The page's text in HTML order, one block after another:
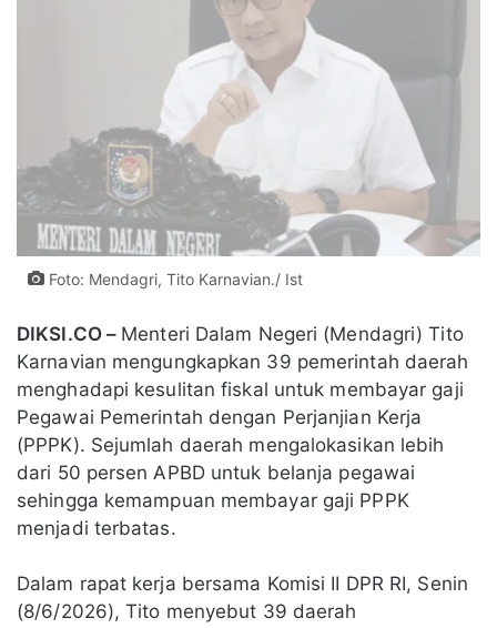
Foto: Mendagri, Tito Karnavian./ Ist
DIKSI.CO – Menteri Dalam Negeri (Mendagri) Tito
Karnavian mengungkapkan 39 pemerintah daerah
menghadapi kesulitan fiskal untuk membayar gaji
Pegawai Pemerintah dengan Perjanjian Kerja
(PPPK). Sejumlah daerah mengalokasikan lebih
dari 50 persen APBD untuk belanja pegawai
sehingga kemampuan membayar gaji PPPK
menjadi terbatas.
Dalam rapat kerja bersama Komisi II DPR RI, Senin
(8/6/2026), Tito menyebut 39 daerah